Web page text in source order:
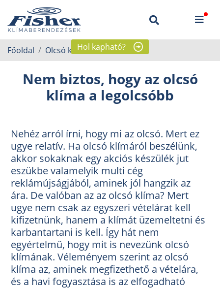
Hol kapható?
Főoldal Olcsó klíma
Nem biztos, hogy az olcsó
klíma a legolcsóbb
Nehéz arról írni, hogy mi az olcsó. Mert ez
ugye relatív. Ha olcsó klímáról beszélünk,
akkor sokaknak egy akciós készülék jut
eszükbe valamelyik multi cég
reklámújságjából, aminek jól hangzik az
ára. De valóban az az olcsó klíma? Mert
ugye nem csak az egyszeri vételárat kell
kifizetnünk, hanem a klímát üzemeltetni és
karbantartani is kell. Így hát nem
egyértelmű, hogy mit is nevezünk olcsó
klímának. Véleményem szerint az olcsó
klíma az, aminek megfizethető a vételára,
és a havi fogyasztása is az elfogadható